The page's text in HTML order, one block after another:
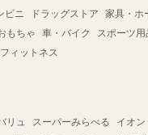
ビニ ドラッグストア
家具・ホ
もちゃ 車・バイク
スポーツ
ィットネス
リュ スーパーみらべる
イオン